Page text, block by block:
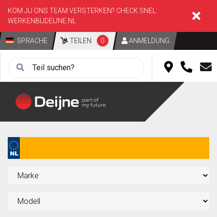
KOM JIJ ONS TEAM VERSTERKEN? CHECK SNEL:
WERKENBIJDEIJNE.NL
SPRACHE TEILEN 0 ANMELDUNG